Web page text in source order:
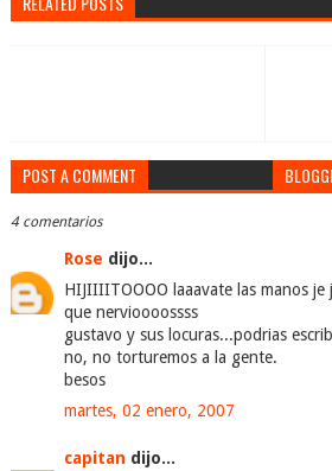
POST A COMMENT
4 comentarios
Rose dijo...
HIJIIIITOOOO laaavate las manos je
que nervioooossss
gustavo y sus locuras...podrias
no, no torturemos a la gente.
besos
martes, 02 enero, 2007
capitan dijo...